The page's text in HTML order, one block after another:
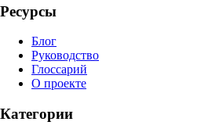
Ресурсы
Блог
Руководство
Глоссарий
О проекте
Категории